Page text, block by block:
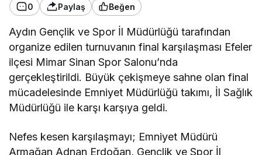
0 Paylaş Beğen
Aydın Gençlik ve Spor İl Müdürlüğü tarafından
organize edilen turnuvanın final karşılaşması Efeler
ilçesi Mimar Sinan Spor Salonu’nda
gerçekleştirildi. Büyük çekişmeye sahne olan final
mücadelesinde Emniyet Müdürlüğü takımı, İl Sağlık
Müdürlüğü ile karşı karşıya geldi.
Nefes kesen karşılaşmayı; Emniyet Müdürü
Armağan Adnan Erdoğan, Gençlik ve Spor İl